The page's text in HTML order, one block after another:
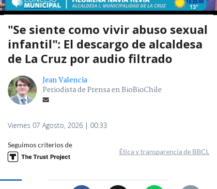
"Se siente como vivir abuso sexual
infantil": El descargo de alcaldesa
de La Cruz por audio filtrado
Jean Valencia
Periodista de Prensa en BioBioChile
Viernes 07 Agosto, 2026 | 00:33
Seguimos criterios de
Ética y transparencia de BBCL